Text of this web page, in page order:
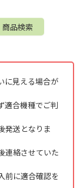
に見える場合が
適合機種でご判
発送となりま
連絡させていた
前に適合確認を